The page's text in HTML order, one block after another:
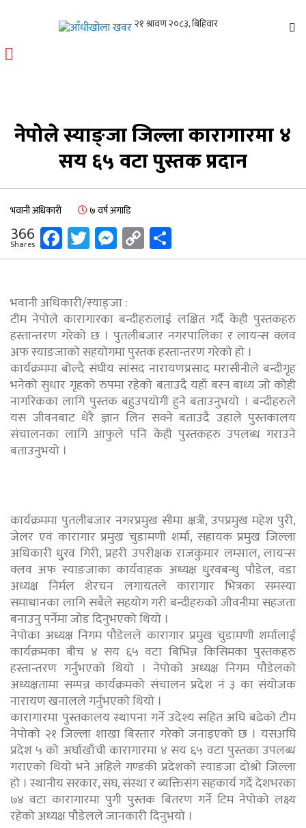
आँधीखोला खवर
मोफसलकै लोकप्रिय अनलाइन पत्रिका
नेपोले स्याङ्जा जिल्ला कारागारमा ४
सय ६५ वटा पुस्तक प्रदान
भवानी अधिकारी ७ वर्ष अगाडि
366
Shares Facebook
Twitter
Messenger
Copy
Link
भवानी अधिकारी/स्याङ्जा :
टीम नेपोले कारागारका बन्दीहरुलाई लक्षित गर्दै केही पुस्तकहरु
हस्तान्तरण गरेको छ । पुतलीबजार नगरपालिका र लायन्स क्लव
अफ स्याङजाको सहयोगमा पुस्तक हस्तान्तरण गरेको हो ।
कार्यक्रममा बोल्दै संघीय सांंसद नारायणप्रसाद मरासीनीले बन्दीगृह
भनेको सुधार गृहको रुपमा रहेको बताउदै यहाँ बस्न बाध्य जो कोही
नागरिकका लागि पुस्तक बहुउपयोगी हुने बताउनुभयो । बन्दीहरुले
यस जीवनबाट धेरै ज्ञान लिन सक्ने बताउदै उहाले पुस्तकालय
संचालनका लागि आफुले पनि केही पुस्तकहरु उपलब्ध गराउने
बताउनुभयो ।
कार्यक्रममा पुतलीबजार नगरप्रमुख सीमा क्षत्री, उपप्रमुख महेश पुरी,
जेलर एवं कारागार प्रमुख चुडामणी शर्मा, सहायक प्रमुख जिल्ला
अधिकारी धु्रव गिरी, प्रहरी उपरीक्षक राजकुमार लम्साल, लायन्स
क्लव अफ स्याङजाका कार्यवाहक अध्यक्ष धु्रवबन्धु पौडेल, वडा
अध्यक्ष निर्मल शेरचन लगायतले कारागार भित्रका समस्या
समाधानका लागि सबैले सहयोग गरी बन्दीहरुको जीवनीमा सहजता
बनाउनु पर्नेमा जोड दिनुभएको थियो ।
नेपोका अध्यक्ष निगम पौडेलले कारागार प्रमुख चुडामणी शर्मालाई
कार्यक्रमका बीच ४ सय ६५ वटा बिभिन्न किसिमका पुस्तकहरु
हस्तान्तरण गर्नुभएको थियो । नेपोको अध्यक्ष निगम पौडेलको
अध्यक्षतामा सम्पन्न कार्यक्रमको संचालन प्रदेश नं ३ का संयोजक
नारायण खनालले गर्नुभएको थियो ।
कारागारमा पुस्तकालय स्थापना गर्ने उदेश्य सहित अघि बढेको टीम
नेपोको २१ जिल्ला शाखा बिस्तार गरेको जनाइएको छ । यसअघि
प्रदेश ५ को अर्घाखाँची कारागारमा ४ सय ६५ वटा पुस्तका उपलब्ध
गराएको थियो भने अहिले गण्डकी प्रदेशको स्याङजा दोश्रो जिल्ला
हो । स्थानीय सरकार, संघ, संस्था र ब्यक्तिसंग सहकार्य गर्दे देशभरका
७४ वटा कारागारमा पुगी पुस्तक बितरण गर्ने टिम नेपोको लक्ष्य
रहेको अध्यक्ष पौडेलले जानकारी दिनुभयो ।